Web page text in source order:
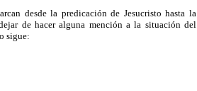
desde la predicación de Jesucristo hasta la
de hacer alguna mención a la situación del
sigue: